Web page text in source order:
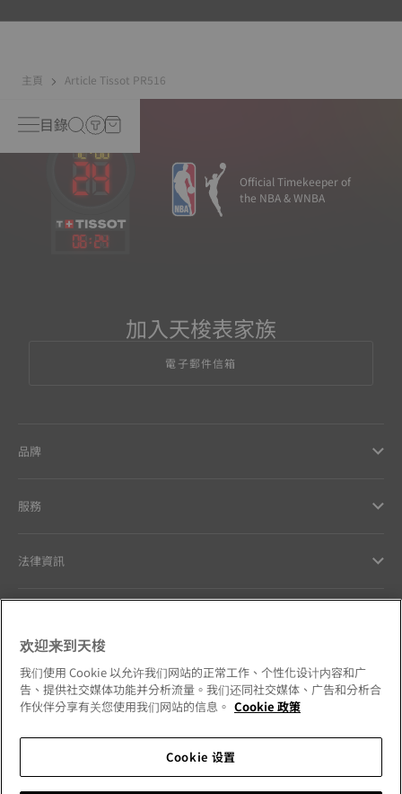
主頁 Article Tissot PR516
目錄
06:24
Official Timekeeper of
the NBA & WNBA
加入天梭表家族
電子郵件信箱
品牌
服務
法律資訊
我們的品牌承諾
請追蹤我們的社群媒體
欢迎来到天梭
我们使用 Cookie 以允许我们网站的正常工作、个性化设计内容和广
告、提供社交媒体功能并分析流量。我们还同社交媒体、广告和分析合
作伙伴分享有关您使用我们网站的信息。 Cookie 政策
Cookie 设置